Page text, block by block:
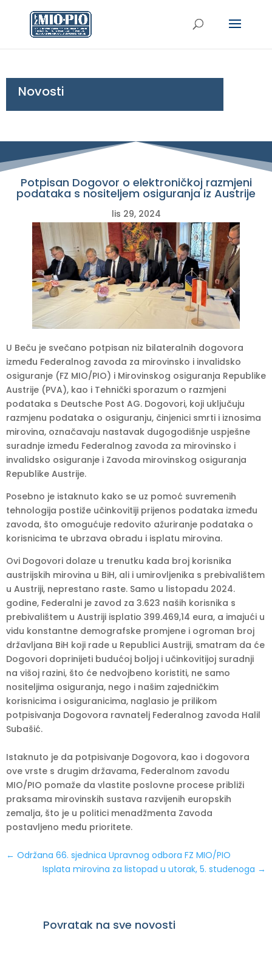
Novosti
Potpisan Dogovor o elektroničkoj razmjeni
podataka s nositeljem osiguranja iz Austrije
lis 29, 2024
U Beču je svečano potpisan niz bilateralnih dogovora
između Federalnog zavoda za mirovinsko i invalidsko
osiguranje (FZ MIO/PIO) i Mirovinskog osiguranja Republike
Austrije (PVA), kao i Tehnički sporazum o razmjeni
podataka s Deutsche Post AG. Dogovori, koji uključuju
razmjenu podataka o osiguranju, činjenici smrti i iznosima
mirovina, označavaju nastavak dugogodišnje uspješne
suradnje između Federalnog zavoda za mirovinsko i
invalidsko osiguranje i Zavoda mirovinskog osiguranja
Republike Austrije.
Posebno je istaknuto kako se uz pomoć suvremenih
tehnologija postiže učinkovitiji prijenos podataka između
zavoda, što omogućuje redovito ažuriranje podataka o
korisnicima te ubrzava obradu i isplatu mirovina.
Ovi Dogovori dolaze u trenutku kada broj korisnika
austrijskih mirovina u BiH, ali i umirovljenika s prebivalištem
u Austriji, neprestano raste. Samo u listopadu 2024.
godine, Federalni je zavod za 3.623 naših korisnika s
prebivalištem u Austriji isplatio 399.469,14 eura, a imajući u
vidu konstantne demografske promjene i ogroman broj
državljana BiH koji rade u Republici Austriji, smatram da će
Dogovori doprinijeti budućoj boljoj i učinkovitijoj suradnji
na višoj razini, što će nedvojbeno koristiti, ne samo
nositeljima osiguranja, nego i našim zajedničkim
korisnicima i osiguranicima, naglasio je prilikom
potpisivanja Dogovora ravnatelj Federalnog zavoda Halil
Subašić.
Istaknuto je da potpisivanje Dogovora, kao i dogovora
ove vrste s drugim državama, Federalnom zavodu
MIO/PIO pomaže da vlastite poslovne procese približi
praksama mirovinskih sustava razvijenih europskih
zemalja, što je u politici menadžmenta Zavoda
postavljeno među prioritete.
← Održana 66. sjednica Upravnog odbora FZ MIO/PIO
Isplata mirovina za listopad u utorak, 5. studenoga →
Povratak na sve novosti